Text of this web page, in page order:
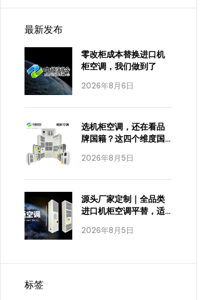
最新发布
2026年8月6日
零改柜成本替换进口机
柜空调，我们做到了
2026年8月5日
选机柜空调，还在看品
牌国籍？这四个维度国
2026年8月5日
源头厂家定制｜全品类
进口机柜空调平替，适
标签